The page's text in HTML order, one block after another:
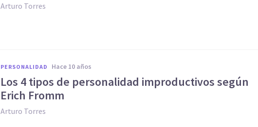
Arturo Torres
PERSONALIDAD hace 10 años
​Los 4 tipos de personalidad improductivos según
Erich Fromm
Arturo Torres